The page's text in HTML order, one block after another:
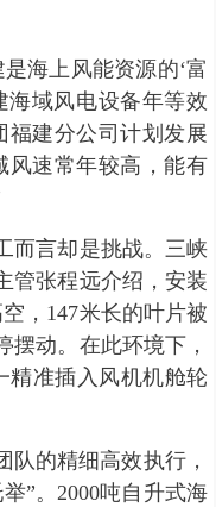
海上风能资源的‘富
海域风电设备年等效
福建分公司计划发展
风速常年较高，能有
而言却是挑战。三峡
管张程远介绍，安装
，147米长的叶片被
摆动。在此环境下，
精准插入风机机舱轮
队的精细高效执行，
”。2000吨自升式海